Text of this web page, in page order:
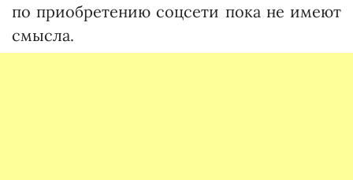
по приобретению соцсети пока не имеют
смысла.